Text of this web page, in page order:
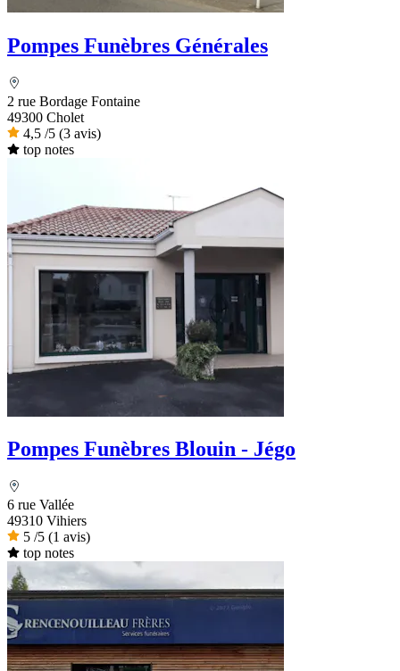
Pompes Funèbres Générales
2 rue Bordage Fontaine
49300 Cholet
4,5 /5 (3 avis)
top notes
Pompes Funèbres Blouin - Jégo
6 rue Vallée
49310 Vihiers
5 /5 (1 avis)
top notes